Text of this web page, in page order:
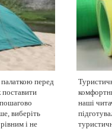
перед
поставити
виберіть
і не
наші